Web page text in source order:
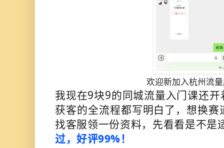
欢迎新加入杭州流
我现在9块9的同城流量入门课还
获客的全流程都写明白了，想换
找客服领一份资料，先看看是不是
过，好评99%！